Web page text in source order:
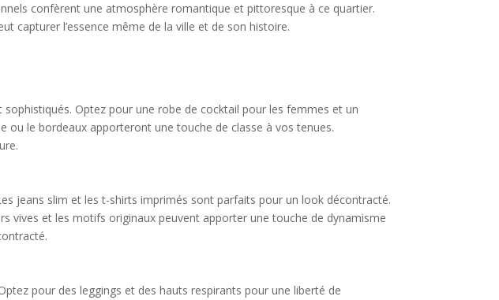
confèrent une atmosphère romantique et pittoresque à ce quartier.
capturer l’essence même de la ville et de son histoire.
Optez pour une robe de cocktail pour les femmes et un
le bordeaux apporteront une touche de classe à vos tenues.
jeans slim et les t-shirts imprimés sont parfaits pour un look décontracté.
vives et les motifs originaux peuvent apporter une touche de dynamisme
pour des leggings et des hauts respirants pour une liberté de